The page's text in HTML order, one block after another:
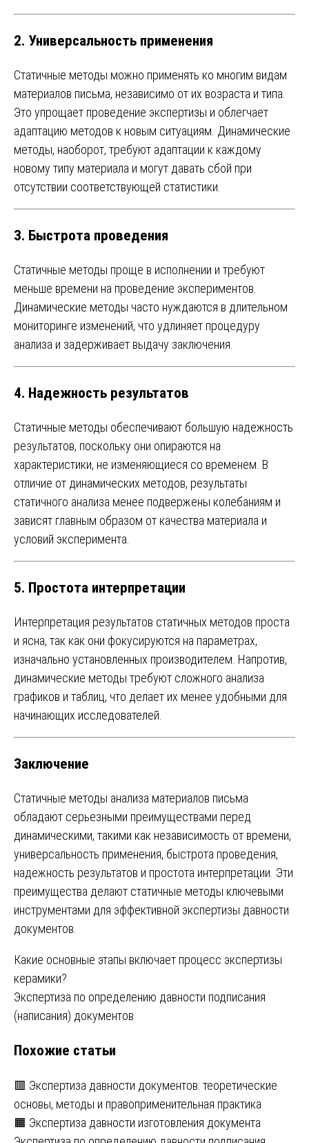
2. Универсальность применения
Статичные методы можно применять ко многим видам
материалов письма, независимо от их возраста и типа.
Это упрощает проведение экспертизы и облегчает
адаптацию методов к новым ситуациям. Динамические
методы, наоборот, требуют адаптации к каждому
новому типу материала и могут давать сбой при
отсутствии соответствующей статистики.
3. Быстрота проведения
Статичные методы проще в исполнении и требуют
меньше времени на проведение экспериментов.
Динамические методы часто нуждаются в длительном
мониторинге изменений, что удлиняет процедуру
анализа и задерживает выдачу заключения.
4. Надежность результатов
Статичные методы обеспечивают большую надежность
результатов, поскольку они опираются на
характеристики, не изменяющиеся со временем. В
отличие от динамических методов, результаты
статичного анализа менее подвержены колебаниям и
зависят главным образом от качества материала и
условий эксперимента.
5. Простота интерпретации
Интерпретация результатов статичных методов проста
и ясна, так как они фокусируются на параметрах,
изначально установленных производителем. Напротив,
динамические методы требуют сложного анализа
графиков и таблиц, что делает их менее удобными для
начинающих исследователей.
Заключение
Статичные методы анализа материалов письма
обладают серьезными преимуществами перед
динамическими, такими как независимость от времени,
универсальность применения, быстрота проведения,
надежность результатов и простота интерпретации. Эти
преимущества делают статичные методы ключевыми
инструментами для эффективной экспертизы давности
документов.
Навигация
по
записям
Какие основные этапы включает процесс экспертизы
керамики?
Экспертиза по определению давности подписания
(написания) документов
Похожие статьи
🟥 Экспертиза давности документов: теоретические
основы, методы и правоприменительная практика
🟧 Экспертиза давности изготовления документа